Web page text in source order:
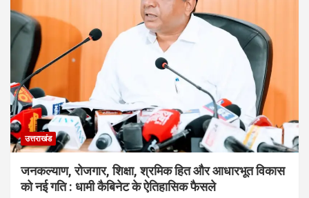
उत्तराखंड
जनकल्याण, रोजगार, शिक्षा, श्रमिक हित और आधारभूत विकास
को नई गति : धामी कैबिनेट के ऐतिहासिक फैसले